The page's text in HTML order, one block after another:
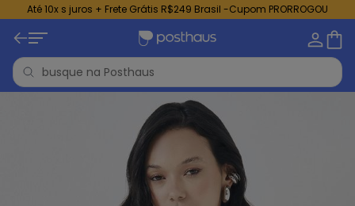
Até 10x s juros + Frete Grátis R$249 Brasil -Cupom PRORROGOU